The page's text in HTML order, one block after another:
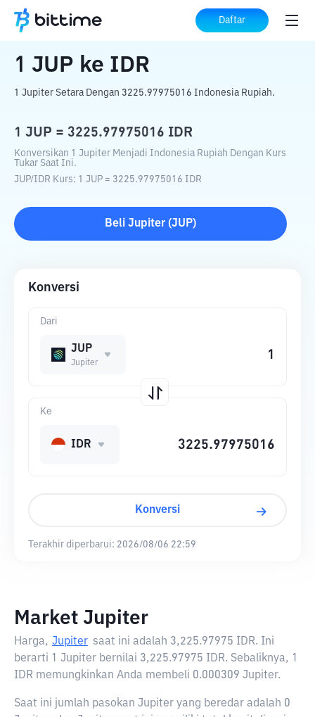
Daftar
Beranda Konverter Kripto ke IDR
1 JUP ke IDR
1 Jupiter Setara Dengan 3225.97975016 Indonesia Rupiah.
1 JUP = 3225.97975016 IDR
Konversikan 1 Jupiter Menjadi Indonesia Rupiah Dengan Kurs
Tukar Saat Ini.
JUP/IDR Kurs: 1 JUP = 3225.97975016 IDR
Beli Jupiter (JUP)
Konversi
Dari
JUP
Jupiter
Ke
IDR
Konversi
Terakhir diperbarui: 2026/08/06 22:59
Market Jupiter
Harga, Jupiter saat ini adalah 3,225.97975 IDR. Ini
berarti 1 Jupiter bernilai 3,225.97975 IDR. Sebaliknya, 1
IDR memungkinkan Anda membeli 0.000309 Jupiter.
Saat ini jumlah pasokan Jupiter yang beredar adalah 0